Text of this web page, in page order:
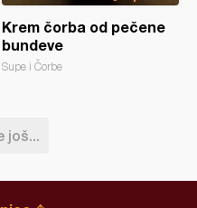
Krem čorba od pečene
bundeve
Supe i Čorbe
još...